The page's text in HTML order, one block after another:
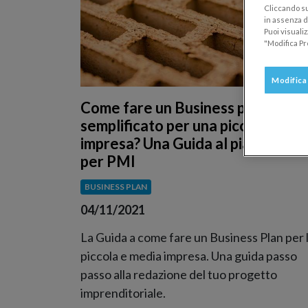
Come fare un Business plan
semplificato per una piccola media
impresa? Una Guida al piano
per PMI
BUSINESS PLAN
04/11/2021
La Guida a come fare un Business Plan per
piccola e media impresa. Una guida passo
passo alla redazione del tuo progetto
imprenditoriale.
Cliccando
in assenza
Puoi
"Modifica